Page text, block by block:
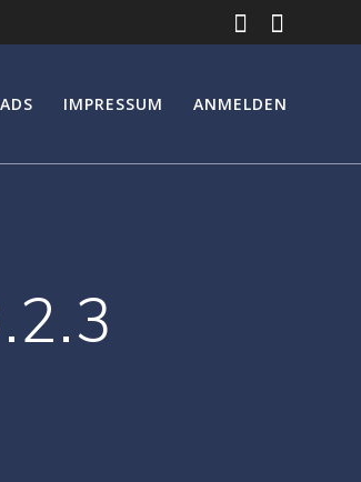
IMPRESSUM ANMELDEN